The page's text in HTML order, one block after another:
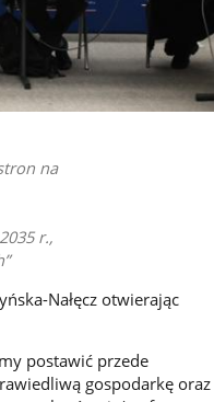
na
r.,
Nałęcz otwierając
postawić przede
gospodarkę oraz